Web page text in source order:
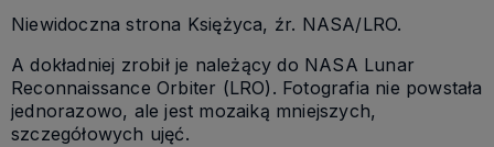
Niewidoczna strona Księżyca, źr. NASA/LRO.
A dokładniej zrobił je należący do NASA Lunar
Reconnaissance Orbiter (LRO). Fotografia nie powstała
jednorazowo, ale jest mozaiką mniejszych,
szczegółowych ujęć.